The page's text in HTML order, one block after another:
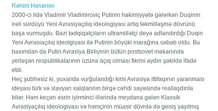
Rəhim Həsənov
2000-ci ildə Vladimir Vladimiroviç Putinin hakimiyyətə gələrkən Duqinin
irəli sürdüyü Yeni Avrasiyaçılıq ideologiyası artıq təkmilləşmə dövrünü
başa vurmuşdu. Bəzi tədqiqatçıların ultramillətçi deyə adlandırdığı Duqin
Yeni Avrasiaçılıq ideolgiyası ilə Putinin böyüki marağına səbəb oldu. Bu
baxımdan da Putin Avrasiya Birliyinin bütün postsovet məkanında
yerləşən respublikalarının üzünə açıq olması fikrini aydın şəkildə ifadə
etdi.
Heç şübhəsiz ki, yuxarıda vurğulandığı kimi Avrasiya ittifaqının yaranması
ideyası türk və slavyan xalqlarının birgə cəhdi sayəsində reallaşdırıla
bilər. Həm keçən əsrin iyirminci illərində meydana gələn Klassik
Avrasiyaçılıq ideologiyası və həmçinin müasir dövrdə də geniş yayılmış